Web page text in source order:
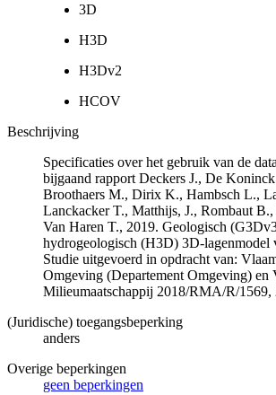
3D
H3D
H3Dv2
HCOV
Beschrijving
Specificaties over het gebruik van de
bijgaand rapport Deckers J., De
Broothaers M., Dirix K., Hambsch L.,
Lanckacker T., Matthijs, J., Rombaut
Van Haren T., 2019. Geologisch
hydrogeologisch (H3D) 3D-lagenmodel
Studie uitgevoerd in opdracht van:
Omgeving (Departement Omgeving) en
Milieumaatschappij 2018/RMA/R/1569,
(Juridische) toegangsbeperking
anders
Overige beperkingen
geen beperkingen